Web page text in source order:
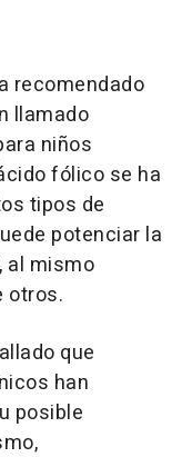
recomendado
llamado
niños
fólico se ha
tipos de
potenciar la
al mismo
otros.
que
han
posible